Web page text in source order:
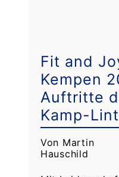
Fit and
Kempen
Auftritte
Kamp-
Von Martin
Hauschild